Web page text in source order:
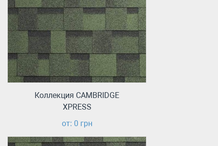
Коллекция CAMBRIDGE
XPRESS
от: 0 грн